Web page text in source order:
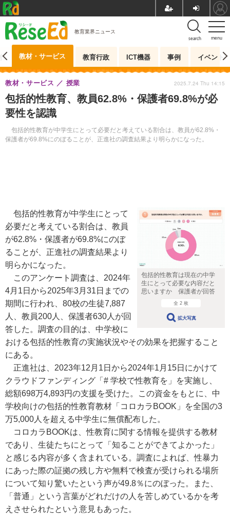
menu
search
教育業界ニュース
教材・サービス 教育行政 ICT機器 事例 イベント
包括的性教育、教員62.8%・保護者69.8%が必
要性を認識
包括的性教育が中学生にとって必要だと考えている割合は、教員が62.8%・
保護者が69.8%にのぼることが、正進社の調査結果より明らかになった。
教材・サービス 授業 2025.7.24 Thu 14:15
包括的性教育は現在の中学
生にとって必要な内容だと
思いますか 保護者が回答
全 2 枚
拡大写真
包括的性教育が中学生にとって
必要だと考えている割合は、教員
が62.8%・保護者が69.8%にのぼ
ることが、正進社の調査結果より
明らかになった。
このアンケート調査は、2024年
4月1日から2025年3月31日までの
期間に行われ、80校の生徒7,887
人、教員200人、保護者630人が回
答した。調査の目的は、中学校に
おける包括的性教育の実施状況やその効果を把握すること
にある。
正進社は、2023年12月1日から2024年1月15日にかけて
クラウドファンディング「# 学校で性教育を」を実施し、
総額698万4,893円の支援を受けた。この資金をもとに、中
学校向けの包括的性教育教材「コロカラBOOK」を全国の3
万5,000人を超える中学生に無償配布した。
コロカラBOOKは、性教育に関する情報を提供する教材
であり、生徒たちにとって「知ることができてよかった」
と感じる内容が多く含まれている。調査によれば、性暴力
にあった際の証拠の残し方や無料で検査が受けられる場所
について知り驚いたという声が49.8％にのぼった。また、
「普通」という言葉がどれだけの人を苦しめているかを考
えさせられたという意見もあった。